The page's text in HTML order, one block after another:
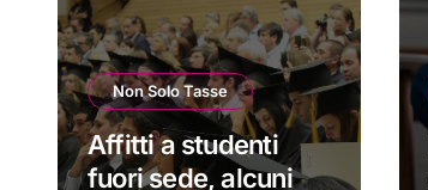
Non Solo Tasse
Affitti a studenti
fuori sede, alcuni